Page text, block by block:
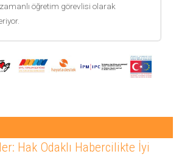
zamanlı öğretim görevlisi olarak
Hak Odaklı Habercilikte İyi